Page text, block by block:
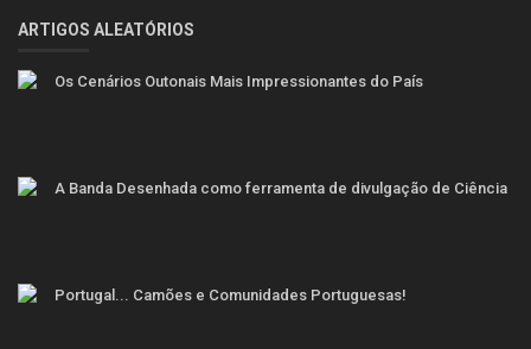
ARTIGOS ALEATÓRIOS
Os Cenários Outonais Mais Impressionantes do País
A Banda Desenhada como ferramenta de divulgação de Ciência
Portugal... Camões e Comunidades Portuguesas!